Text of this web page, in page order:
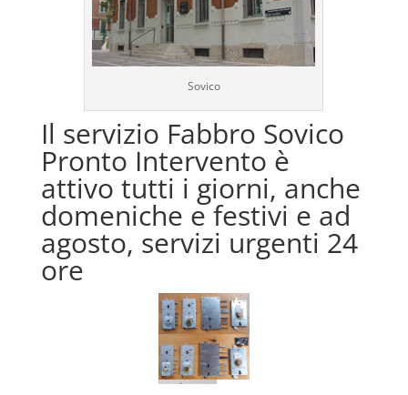
Sovico
Il servizio Fabbro Sovico
Pronto Intervento è
attivo tutti i giorni, anche
domeniche e festivi e ad
agosto, servizi urgenti 24
ore